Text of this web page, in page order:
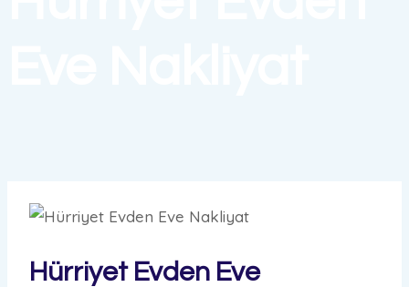
Hürriyet Evden Eve